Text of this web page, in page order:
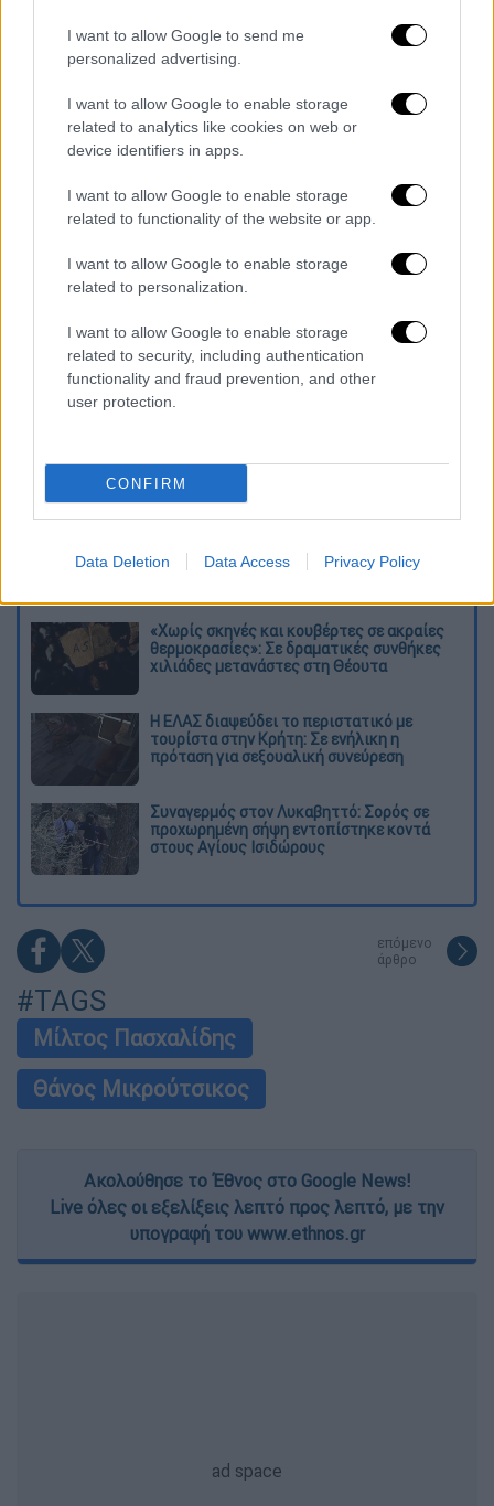
I want to allow Google to send me
personalized advertising.
I want to allow Google to enable storage
related to analytics like cookies on web or
device identifiers in apps.
I want to allow Google to enable storage
related to functionality of the website or app.
I want to allow Google to enable storage
related to personalization.
I want to allow Google to enable storage
related to security, including authentication
functionality and fraud prevention, and other
user protection.
CONFIRM
Data Deletion Data Access Privacy Policy
Τα λόγια του Μίλτου Πασχαλίδη αποτελούν
μια τρυφερή υπενθύμιση πως οι άνθρωποι
που μας σημάδεψαν, ζουν για πάντα μέσα από
τις αναμνήσεις και την έμπνευση που μας
Διαβάστε ακόμη
πίστευα ότι το να είσαι outsider ήταν
αδυναμία, τώρα το βλέπω ως δύναμη»
«Χωρίς σκηνές και κουβέρτες σε ακραίες
θερμοκρασίες»: Σε δραματικές συνθήκες
χιλιάδες μετανάστες στη Θέουτα
Η ΕΛΑΣ διαψεύδει το περιστατικό με
τουρίστα στην Κρήτη: Σε ενήλικη η
πρόταση για σεξουαλική συνεύρεση
Συναγερμός στον Λυκαβηττό: Σορός σε
προχωρημένη σήψη εντοπίστηκε κοντά
στους Αγίους Ισιδώρους
επόμενο
άρθρο
#TAGS
Μίλτος Πασχαλίδης
Θάνος Μικρούτσικος
Ακολούθησε το Έθνος στο Google News!
Live όλες οι εξελίξεις λεπτό προς λεπτό, με την
υπογραφή του www.ethnos.gr